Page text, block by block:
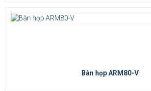
Bàn họp ARM80-V